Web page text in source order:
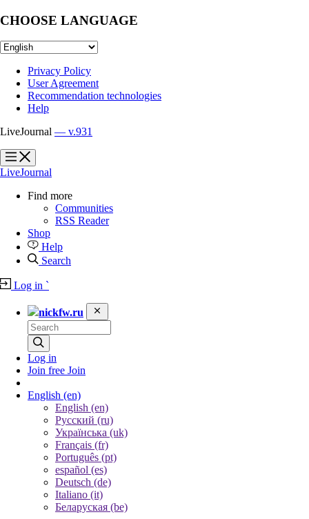
CHOOSE LANGUAGE
Privacy Policy
User Agreement
Recommendation technologies
Help
LiveJournal — v.931
?
?
LiveJournal
Find more
Communities
RSS Reader
Shop
Help
Search
Log in `
nickfw.ru
Log in
Join free Join
English (en)
English (en)
Русский (ru)
Українська (uk)
Français (fr)
Português (pt)
español (es)
Deutsch (de)
Italiano (it)
Беларуская (be)